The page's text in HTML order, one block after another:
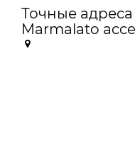
Точные
Marmalato